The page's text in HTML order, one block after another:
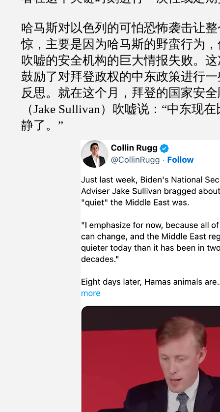
哈马斯对以色列的可怕恐怖袭击让
惊，主要是因为哈马斯的野蛮行为
吹嘘的安全机构的巨大情报失败。
鼓励了对拜登政权的中东政策进行
反思。就在这个月，拜登的国家安
（Jake Sullivan ）吹嘘说： “中东现在
静了。 ”